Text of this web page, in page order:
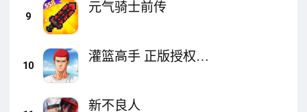
9
元气骑士前传
10
灌篮高手 正版授权手
新不良人